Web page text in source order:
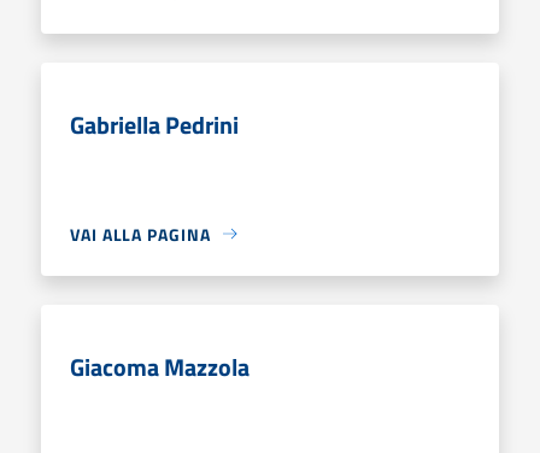
Gabriella Pedrini
VAI ALLA PAGINA
Giacoma Mazzola